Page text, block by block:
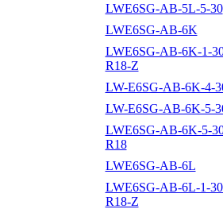
LWE6SG-AB-5L-5-30
LWE6SG-AB-6K
LWE6SG-AB-6K-1-
R18-Z
LW-E6SG-AB-6K-4-
LW-E6SG-AB-6K-5-
LWE6SG-AB-6K-5-
R18
LWE6SG-AB-6L
LWE6SG-AB-6L-1-
R18-Z